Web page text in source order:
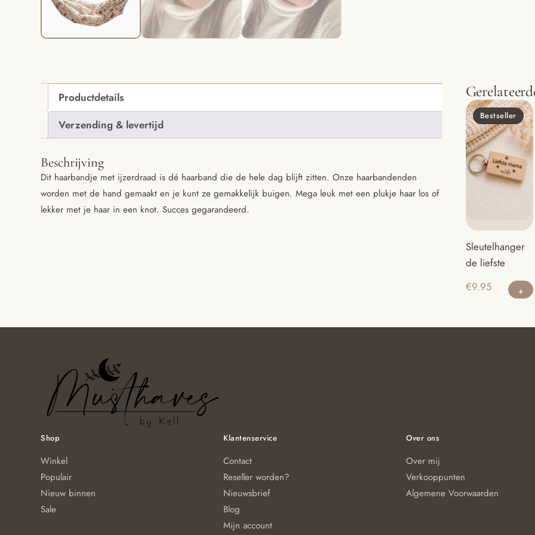
Productdetails
Verzending & levertijd
Beschrijving
Dit haarbandje met ijzerdraad is dé haarband die de hele dag blijft zitten. Onze haarbandenden
worden met de hand gemaakt en je kunt ze gemakkelijk buigen. Mega leuk met een plukje haar los of
lekker met je haar in een knot. Succes gegarandeerd.
Bestseller
Sleutelhanger
de liefste
€9.95
Shop
Winkel
Populair
Nieuw binnen
Sale
Klantenservice
Contact
Reseller worden?
Nieuwsbrief
Blog
Mijn account
Over ons
Over mij
Verkooppunten
Algemene Voorwaarden